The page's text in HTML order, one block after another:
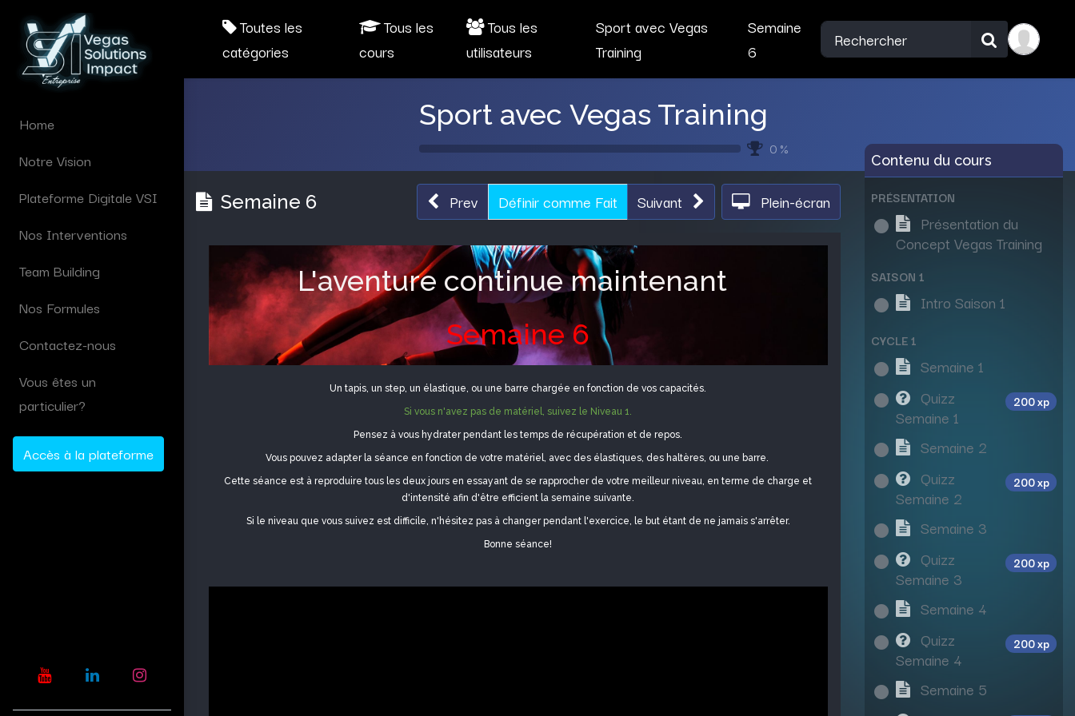
Home
Notre Vision
Plateforme Digitale VSI
Nos Interventions
Team Building
Nos Formules
Contactez-nous
Vous êtes un
particulier?
Accès à la plateforme
Toutes les
catégories
Tous les
cours
Tous les
utilisateurs
Sport avec Vegas
Training
Semaine
6
Sport avec Vegas Training
0 %
Semaine 6 Prev Définir comme Fait Suivant Plein-écran
L'aventure continue maintenant
Semaine 6
Un tapis, un step, un élastique, ou une barre chargée en fonction de vos capacités.
Si vous n'avez pas de matériel, suivez le Niveau 1.
Pensez à vous hydrater pendant les temps de récupération et de repos.
Vous pouvez adapter la séance en fonction de votre matériel, avec des élastiques, des haltères, ou une barre.
Cette séance est à reproduire tous les deux jours en essayant de se rapprocher de votre meilleur niveau, en terme de charge et
d'intensité afin d'être efficient la semaine suivante.
Si le niveau que vous suivez est difficile, n'hésitez pas à changer pendant l'exercice, le but étant de ne jamais s'arrêter.
Bonne séance!
Contenu du cours
PRÉSENTATION
Présentation du
Concept Vegas Training
SAISON 1
Intro Saison 1
CYCLE 1
Semaine 1
Quizz
Semaine 1
200 xp
Semaine 2
Quizz
Semaine 2
200 xp
Semaine 3
Quizz
Semaine 3
200 xp
Semaine 4
Quizz
Semaine 4
200 xp
Semaine 5